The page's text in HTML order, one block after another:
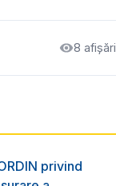
8 afișări
privind